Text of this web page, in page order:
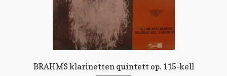
BRAHMS klarinetten quintett op. 115-kell